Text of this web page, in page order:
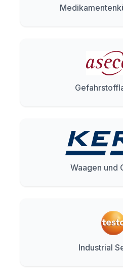
Waagen und
Industrial